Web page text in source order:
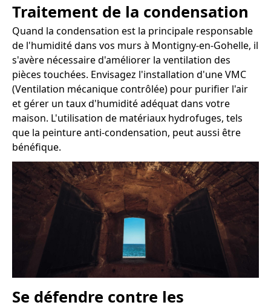
Traitement de la condensation
Quand la condensation est la principale responsable
de l'humidité dans vos murs à Montigny-en-Gohelle, il
s'avère nécessaire d'améliorer la ventilation des
pièces touchées. Envisagez l'installation d'une VMC
(Ventilation mécanique contrôlée) pour purifier l'air
et gérer un taux d'humidité adéquat dans votre
maison. L'utilisation de matériaux hydrofuges, tels
que la peinture anti-condensation, peut aussi être
bénéfique.
Se défendre contre les